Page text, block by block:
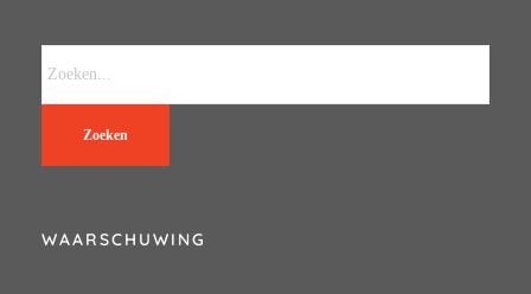
Zoeken
WAARSCHUWING